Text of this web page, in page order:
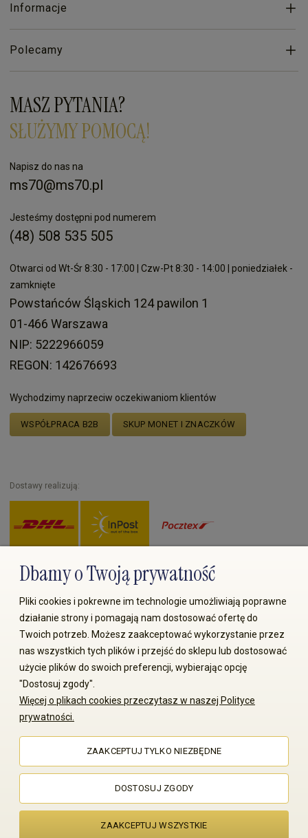
Informacje
Polecamy
MASZ PYTANIA?
SŁUŻYMY POMOCĄ!
Napisz do nas na
ms70@ms70.pl
Jesteśmy dostępni pod numerem
(48) 508 535 505
Otwarci od Wt-Śr 8:30 - 17:00 | Czw-Pt 8:30 - 14:00 | poniedziałek -
zamknięte
Powstańców Śląskich 124 pawilon 1
01-466 Warszawa
NIP: 5222966059
REGON: 142676693
Wychodzimy naprzeciw oczekiwaniom klientów
WSPÓŁPRACA B2B SKUP MONET I ZNACZKÓW
Dostawy realizują:
Zapłać przez:
© 2008-2026 MS70.pl / Ms70 Sp. z o.o. Wszelkie prawa
zastrzeżone. Kopiowanie treści i zdjęć bez zgody właściciela
Sklep internetowy Shoper Premium
Dbamy o Twoją prywatność
Pliki cookies i pokrewne im technologie umożliwiają poprawne
działanie strony i pomagają nam dostosować ofertę do
Twoich potrzeb. Możesz zaakceptować wykorzystanie przez
nas wszystkich tych plików i przejść do sklepu lub dostosować
użycie plików do swoich preferencji, wybierając opcję
"Dostosuj zgody".
Więcej o plikach cookies przeczytasz w naszej Polityce
prywatności.
ZAAKCEPTUJ TYLKO NIEZBĘDNE
DOSTOSUJ ZGODY
ZAAKCEPTUJ WSZYSTKIE